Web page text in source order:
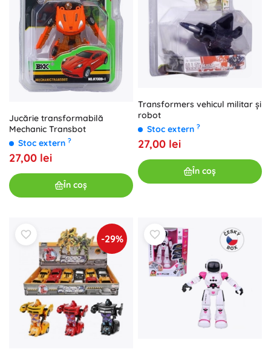
Jucărie transformabilă
Mechanic Transbot
Stoc extern ?
27,00 lei
În coș
Transformers vehicul militar și
robot
Stoc extern ?
27,00 lei
În coș
-29%